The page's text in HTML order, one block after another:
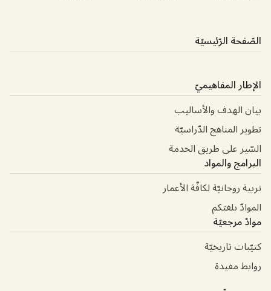
الصّفحة الرّئيسيّة
الإطار المفاهيميّ
بيان الهدف والأساليب
تطوير المناهج الدّراسيّة
السّير على طريق الخدمة
البرامج والمواد
تربية روحانيّة لكافّة الأعمار
الموادّ بلغتكم
موادّ مرجعيّة
كتيّبات تاريخيّة
روابط مفيدة